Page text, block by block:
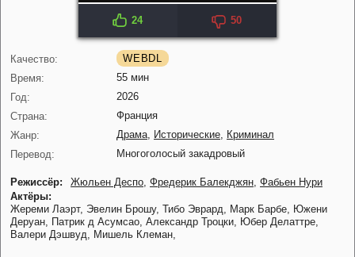
24 50
Качество:
WEBDL
Время:
55 мин
Год:
2026
Страна:
Франция
Жанр:
Драма Исторические
Криминал
Перевод:
Многоголосый закадровый
Режиссёр: Жюльен Деспо Фредерик Балекджян Фабьен Нури
Актёры:
Жереми Лаэрт, Эвелин Брошу, Тибо Эврард, Марк Барбе,
Южени
Деруан,
Патрик д Асумсао, Александр Троцки,
Юбер Делаттре,
Валери Дэшвуд,
Мишель Клеман,